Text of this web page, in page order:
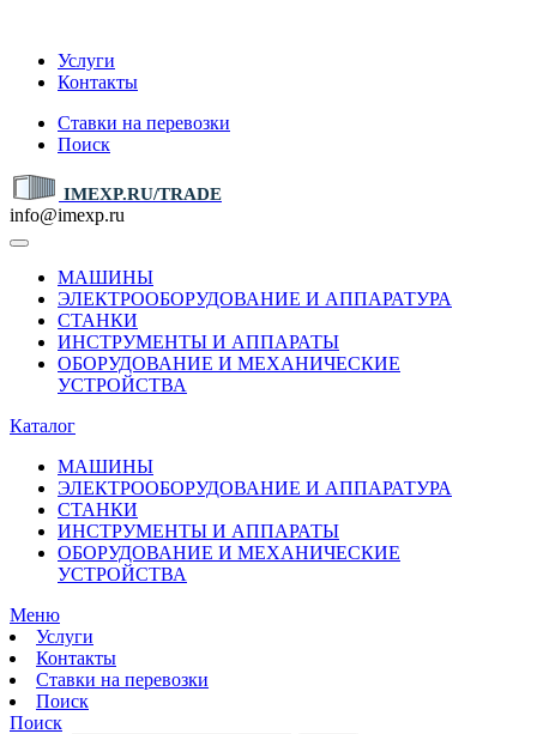
Услуги
Контакты
Ставки на перевозки
Поиск
IMEXP.RU/TRADE
info@imexp.ru
МАШИНЫ
ЭЛЕКТРООБОРУДОВАНИЕ И АППАРАТУРА
СТАНКИ
ИНСТРУМЕНТЫ И АППАРАТЫ
ОБОРУДОВАНИЕ И МЕХАНИЧЕСКИЕ
УСТРОЙСТВА
Каталог
МАШИНЫ
ЭЛЕКТРООБОРУДОВАНИЕ И АППАРАТУРА
СТАНКИ
ИНСТРУМЕНТЫ И АППАРАТЫ
ОБОРУДОВАНИЕ И МЕХАНИЧЕСКИЕ
УСТРОЙСТВА
Меню
Услуги
Контакты
Ставки на перевозки
Поиск
Поиск